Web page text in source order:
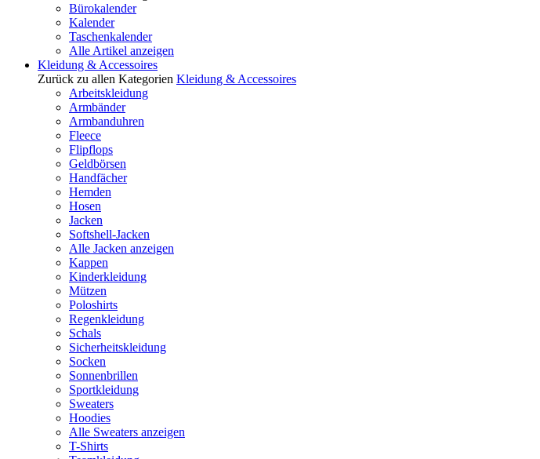
Bürokalender
Kalender
Taschenkalender
Alle Artikel anzeigen
Kleidung & Accessoires
Zurück zu allen Kategorien Kleidung & Accessoires
Arbeitskleidung
Armbänder
Armbanduhren
Fleece
Flipflops
Geldbörsen
Handfächer
Hemden
Hosen
Jacken
Softshell-Jacken
Alle Jacken anzeigen
Kappen
Kinderkleidung
Mützen
Poloshirts
Regenkleidung
Schals
Sicherheitskleidung
Socken
Sonnenbrillen
Sportkleidung
Sweaters
Hoodies
Alle Sweaters anzeigen
T-Shirts